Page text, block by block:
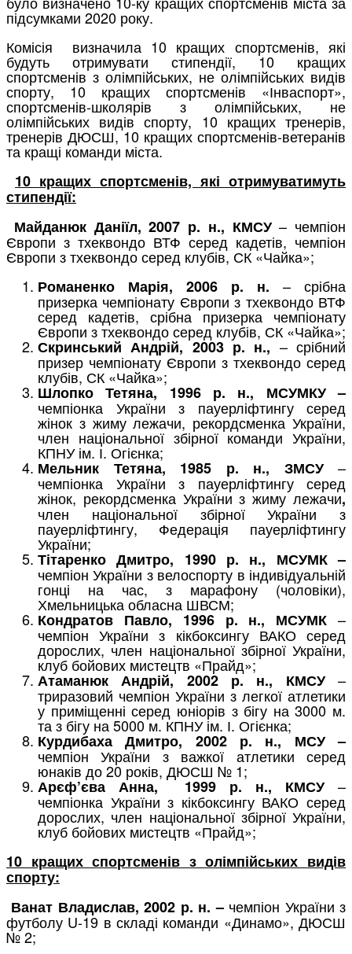
підсумками 2020 року.
Комісія визначила 10 кращих спортсменів, які
будуть отримувати стипендії, 10 кращих
спортсменів з олімпійських, не олімпійських видів
спорту, 10 кращих спортсменів «Інваспорт»,
спортсменів-школярів з олімпійських, не
олімпійських видів спорту, 10 кращих тренерів,
тренерів ДЮСШ, 10 кращих спортсменів-ветеранів
та кращі команди міста.
10 кращих спортсменів, які отримуватимуть
стипендії:
Майданюк Даніїл, 2007 р. н., КМСУ– чемпіон
Європи з тхеквондо ВТФ серед кадетів, чемпіон
Європи з тхеквондо серед клубів, СК «Чайка»;
Романенко Марія, 2006 р. н. – срібна
призерка чемпіонату Європи з тхеквондо ВТФ
серед кадетів, срібна призерка чемпіонату
Європи з тхеквондо серед клубів, СК «Чайка»;
Скринський Андрій, 2003 р. н., – срібний
призер чемпіонату Європи з тхеквондо серед
клубів, СК «Чайка»;
Шлопко Тетяна, 1996 р. н., МСУМКУ –
чемпіонка України з пауерліфтингу серед
жінок з жиму лежачи, рекордсменка України,
член національної збірної команди України,
КПНУ ім. І. Огієнка;
Мельник Тетяна, 1985 р. н., ЗМСУ –
чемпіонка України з пауерліфтингу серед
жінок, рекордсменка України з жиму лежачи,
член національної збірної України з
пауерліфтингу, Федерація пауерліфтингу
України;
Тітаренко Дмитро, 1990 р. н., МСУМК –
чемпіон України з велоспорту в індивідуальній
гонці на час, з марафону (чоловіки),
Хмельницька обласна ШВСМ;
Кондратов Павло, 1996 р. н., МСУМК –
чемпіон України з кікбоксингу ВАКО серед
дорослих, член національної збірної України,
клуб бойових мистецтв «Прайд»;
Атаманюк Андрій, 2002 р. н., КМСУ–
триразовий чемпіон України з легкої атлетики
у приміщенні серед юніорів з бігу на 3000 м.
та з бігу на 5000 м. КПНУ ім. І. Огієнка;
Курдибаха Дмитро, 2002 р. н., МСУ –
чемпіон України з важкої атлетики серед
юнаків до 20 років, ДЮСШ № 1;
Арєф’єва Анна, 1999 р. н., КМСУ–
чемпіонка України з кікбоксингу ВАКО серед
дорослих, член національної збірної України,
клуб бойових мистецтв «Прайд»;
10 кращих спортсменів з олімпійських видів
спорту:
Ванат Владислав, 2002 р. н. –чемпіон України з
футболу U-19 в складі команди «Динамо», ДЮСШ
№ 2;